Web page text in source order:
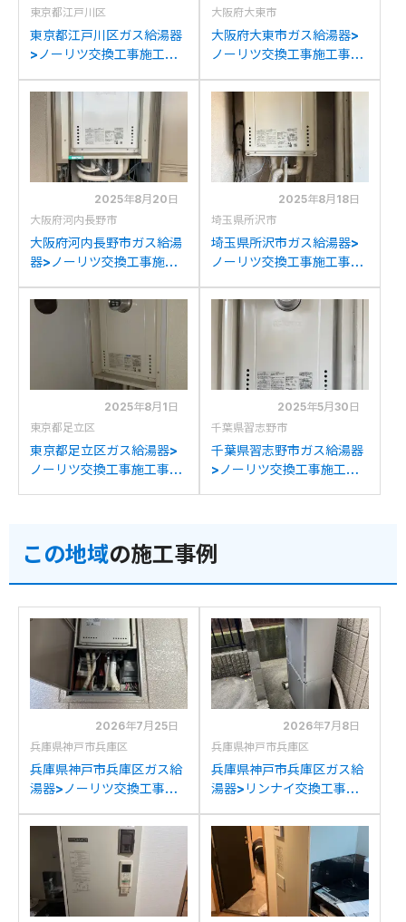
東京都江戸川区
東京都江戸川区ガス給湯器
>ノーリツ交換工事施工事
1612SAWX-Tからノーリ
ツGT-1670SAW-T BLへ
の交換
大阪府大東市
大阪府大東市ガス給湯器>
ノーリツ交換工事施工事
1628SAWX-Tからノーリ
ツGT-1670SAW-T BLへ
の交換
2025年8月20日
大阪府河内長野市
大阪府河内長野市ガス給湯
器>ノーリツ交換工事施工
1650SAWX-Tからノーリ
ツGT-1670SAW-T BLへ
2025年8月18日
埼玉県所沢市
埼玉県所沢市ガス給湯器>
ノーリツ交換工事施工事
1617SAWX-Tからノーリ
ツGT-1670SAW-T BLへ
2025年8月1日
東京都足立区
東京都足立区ガス給湯器>
ノーリツ交換工事施工事
の交換
2025年5月30日
千葉県習志野市
千葉県習志野市ガス給湯器
>ノーリツ交換工事施工事
への交換
この地域の施工事例
2026年7月25日
兵庫県神戸市兵庫区
兵庫県神戸市兵庫区ガス給
湯器>ノーリツ交換工事施
1650SAWX-T-2からノー
リツGT-1670SAW-T BL
への交換
2026年7月8日
兵庫県神戸市兵庫区
兵庫県神戸市兵庫区ガス給
湯器>リンナイ交換工事施
C2431AWXからリンナイ
RUF-K2406SAW(A)への
交換